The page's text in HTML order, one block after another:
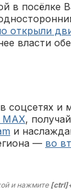
в посёлке
открыли
власти
соцсетях и
MAX,
и
— во
и нажмите